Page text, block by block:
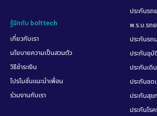
กรมธรรม์อุบัติเหตุคุ้มครองทุกเหตุที่เกิดจาก
ยกเว้นในบางกรณี เช่น ผู้เอาประกันภัยฆ่าตัวตาย
หรือเกิดเหตุขณะที่เมาสุรา มีอาการจากยาเสพติด
การแท้งบุตร